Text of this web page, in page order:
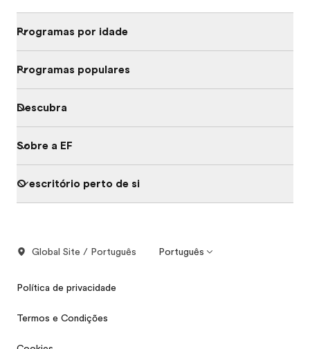
Programas por idade
Programas populares
Descubra
Sobre a EF
O escritório perto de si
Global Site / Português Português
Política de privacidade
Termos e Condições